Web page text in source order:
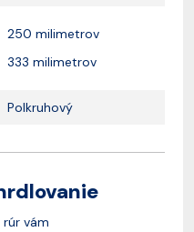
250 milimetrov
333 milimetrov
Polkruhový
vám